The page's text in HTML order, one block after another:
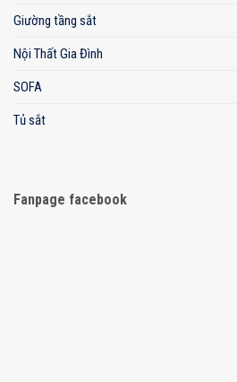
Giường tầng sắt
Nội Thất Gia Đình
SOFA
Tủ sắt
Fanpage facebook